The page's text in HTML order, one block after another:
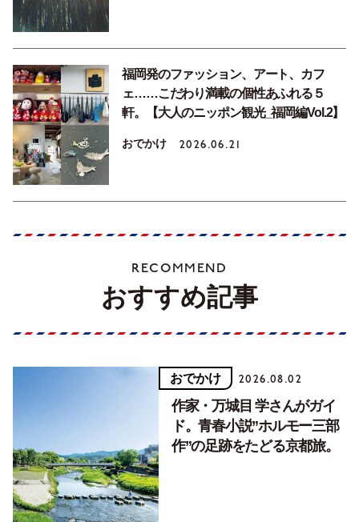
福岡発のファッション、アート、カフ
ェ……こだわり満載の個性あふれる５
軒。【大人のニッポン観光_福岡編Vol.2】
おでかけ 2026.06.21
RECOMMEND
おすすめ記事
おでかけ 2026.08.02
作家・万城目 学さんがガイ
ド。青春小説”ホルモー三部
作”の足跡をたどる京都旅。